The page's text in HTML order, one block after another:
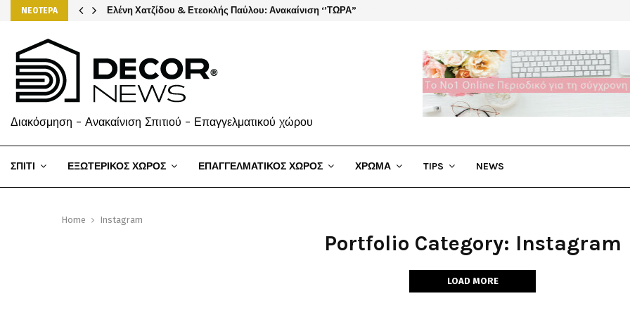
ΝΕΟΤΕΡΑ Ελένη Χατζίδου & Ετεοκλής Παύλου: Ανακαίνιση ‘’ΤΩΡΑ”
Διακόσμηση - Ανακαίνιση Σπιτιού - Επαγγελματικού χώρου
ΣΠΙΤΙ ΕΞΩΤΕΡΙΚΟΣ ΧΩΡΟΣ ΕΠΑΓΓΕΛΜΑΤΙΚΟΣ ΧΩΡΟΣ ΧΡΩΜΑ TIPS NEWS
Home Instagram
Portfolio Category: Instagram
LOAD MORE